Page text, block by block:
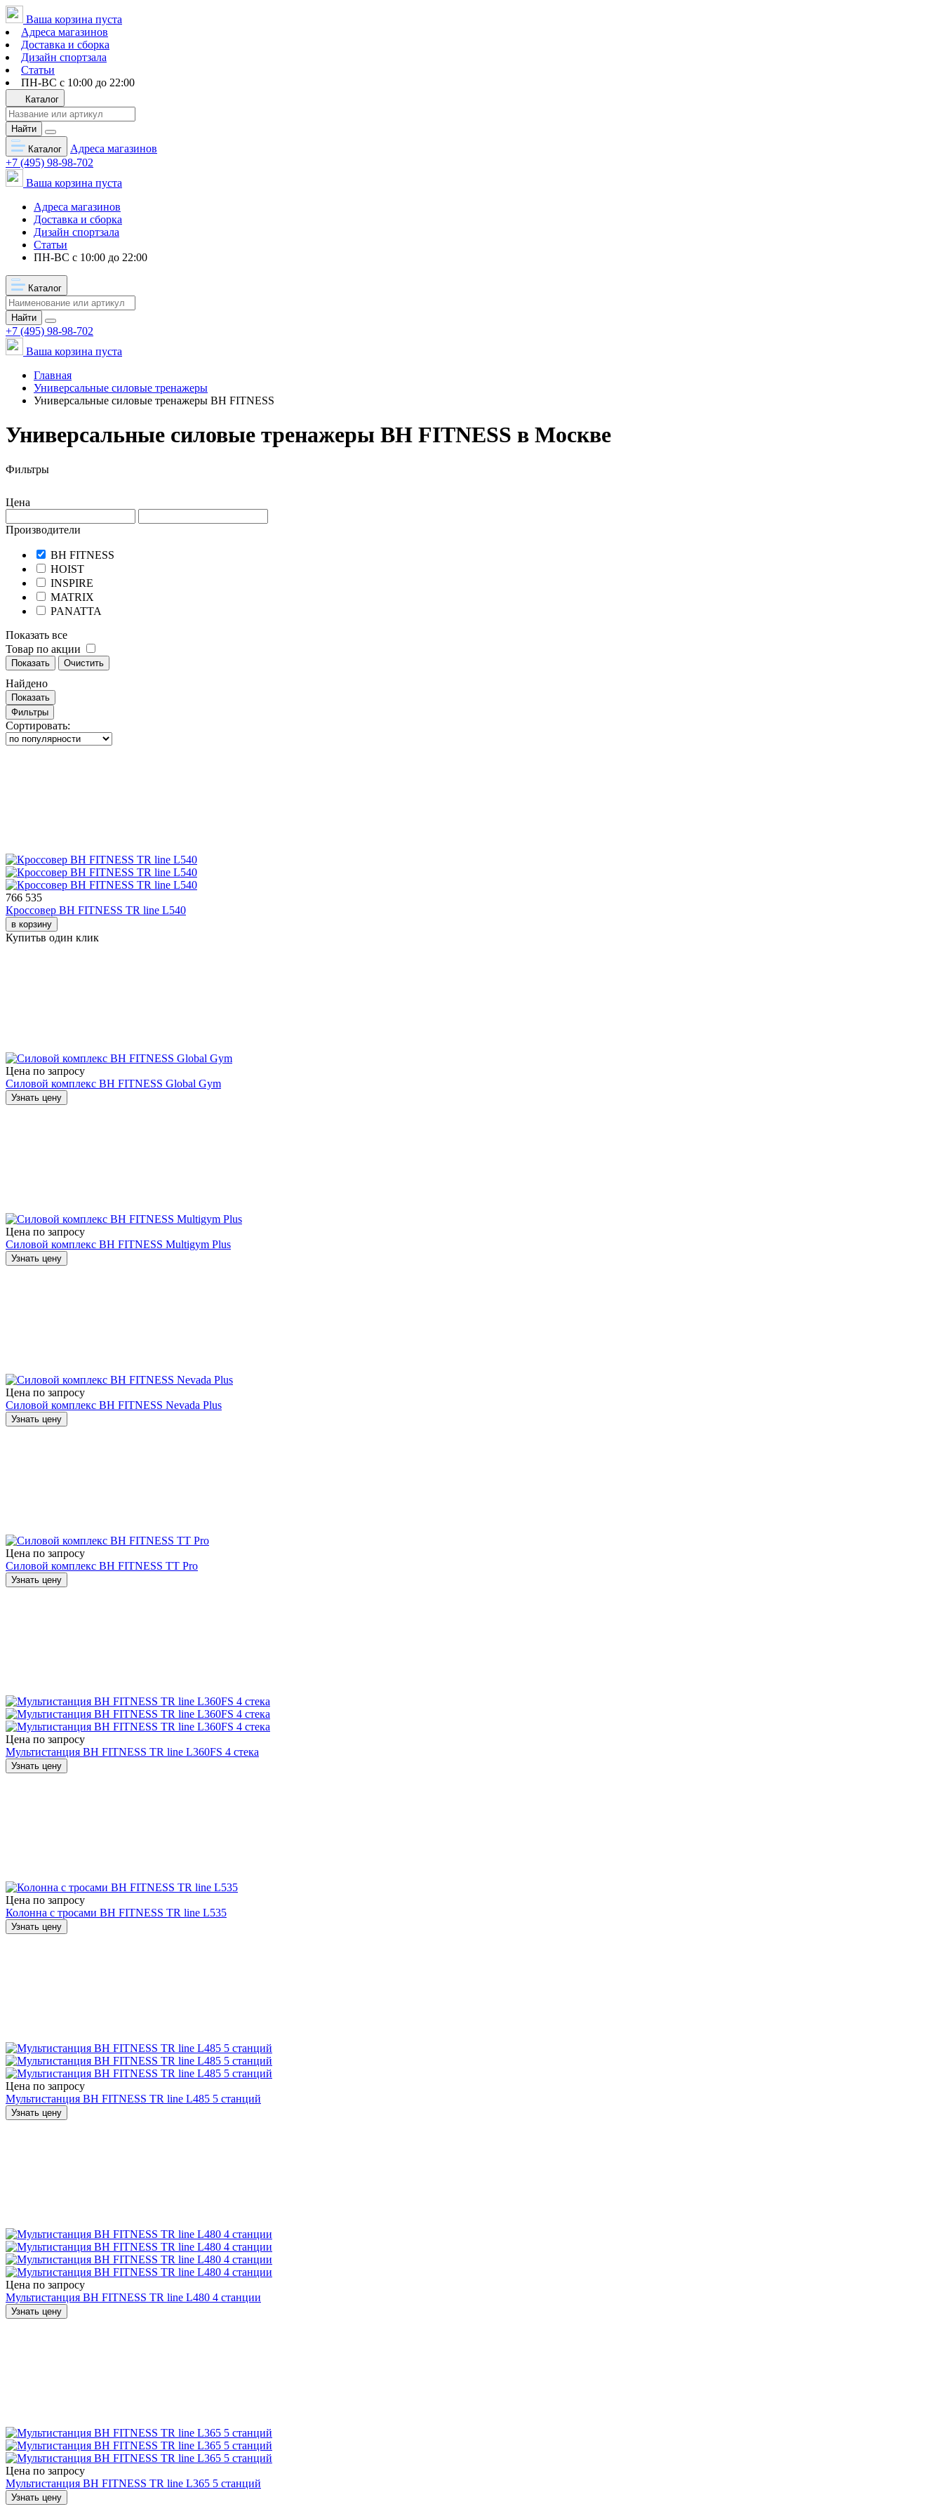
Ваша корзина пуста
Адреса магазинов
Доставка и сборка
Дизайн спортзала
Статьи
ПН-ВС с 10:00 до 22:00
Каталог
Найти
Каталог
Адреса магазинов
+7 (495) 98-98-702
Ваша корзина пуста
Адреса магазинов
Доставка и сборка
Дизайн спортзала
Статьи
ПН-ВС с 10:00 до 22:00
Каталог
Найти
+7 (495) 98-98-702
Ваша корзина пуста
Главная
Универсальные силовые тренажеры
Универсальные силовые тренажеры BH FITNESS
Универсальные силовые тренажеры BH FITNESS в Москве
Фильтры
Цена
Производители
BH FITNESS
HOIST
INSPIRE
MATRIX
PANATTA
Показать все
Товар по акции
Показать Очистить
Найдено
Показать
Фильтры
Сортировать:
766 535
Кроссовер BH FITNESS TR line L540
в корзину
Купитьв один клик
Цена по запросу
Силовой комплекс BH FITNESS Global Gym
Узнать цену
Цена по запросу
Силовой комплекс BH FITNESS Multigym Plus
Узнать цену
Цена по запросу
Силовой комплекс BH FITNESS Nevada Plus
Узнать цену
Цена по запросу
Силовой комплекс BH FITNESS TT Pro
Узнать цену
Цена по запросу
Мультистанция BH FITNESS TR line L360FS 4 стека
Узнать цену
Цена по запросу
Колонна с тросами BH FITNESS TR line L535
Узнать цену
Цена по запросу
Мультистанция BH FITNESS TR line L485 5 станций
Узнать цену
Цена по запросу
Мультистанция BH FITNESS TR line L480 4 станции
Узнать цену
Цена по запросу
Мультистанция BH FITNESS TR line L365 5 станций
Узнать цену